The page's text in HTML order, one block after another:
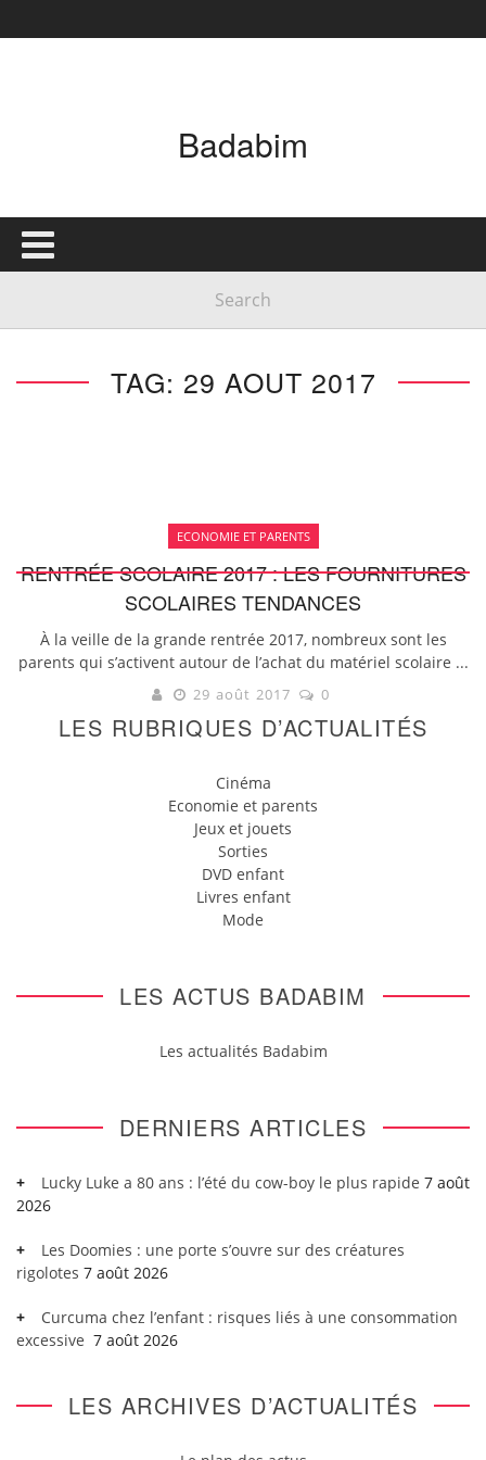
Badabim
TAG: 29 AOUT 2017
ECONOMIE ET PARENTS
RENTRÉE SCOLAIRE 2017 : LES FOURNITURES
SCOLAIRES TENDANCES
À la veille de la grande rentrée 2017, nombreux sont les
parents qui s’activent autour de l’achat du matériel scolaire ...
29 août 2017 0
LES RUBRIQUES D’ACTUALITÉS
Cinéma
Economie et parents
Jeux et jouets
Sorties
DVD enfant
Livres enfant
Mode
LES ACTUS BADABIM
Les actualités Badabim
DERNIERS ARTICLES
Lucky Luke a 80 ans : l’été du cow-boy le plus rapide 7 août
2026
Les Doomies : une porte s’ouvre sur des créatures
rigolotes 7 août 2026
Curcuma chez l’enfant : risques liés à une consommation
excessive 7 août 2026
LES ARCHIVES D’ACTUALITÉS